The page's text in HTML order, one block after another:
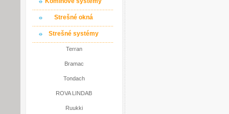
Strešné okná
Strešné systémy
Terran
Bramac
Tondach
ROVA LINDAB
Ruukki